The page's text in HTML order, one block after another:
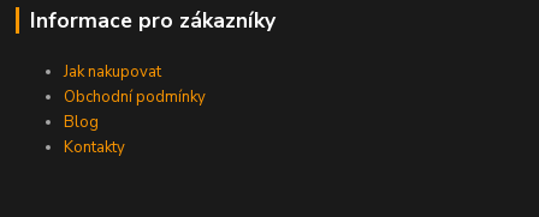
Informace pro zákazníky
Jak nakupovat
Obchodní podmínky
Blog
Kontakty